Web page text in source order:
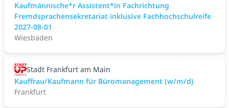
Kaufmännische*r Assistent*in Fachrichtung
Fremdsprachensekretariat inklusive Fachhochschulreife
2027-08-01
Wiesbaden
Stadt Frankfurt am Main
Kauffrau/Kaufmann für Büromanagement (w/m/d)
Frankfurt